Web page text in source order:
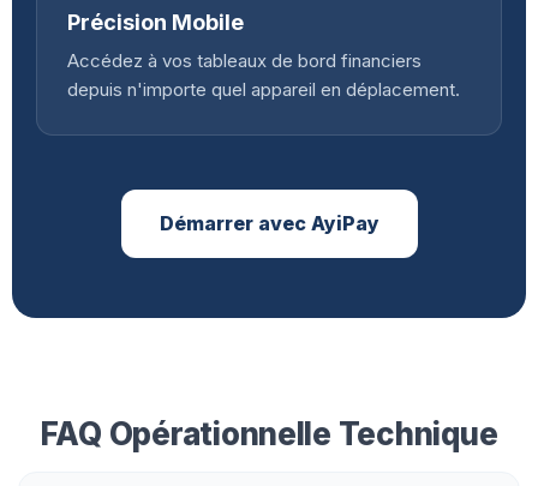
Précision Mobile
Accédez à vos tableaux de bord financiers
depuis n'importe quel appareil en déplacement.
Démarrer avec AyiPay
FAQ Opérationnelle Technique